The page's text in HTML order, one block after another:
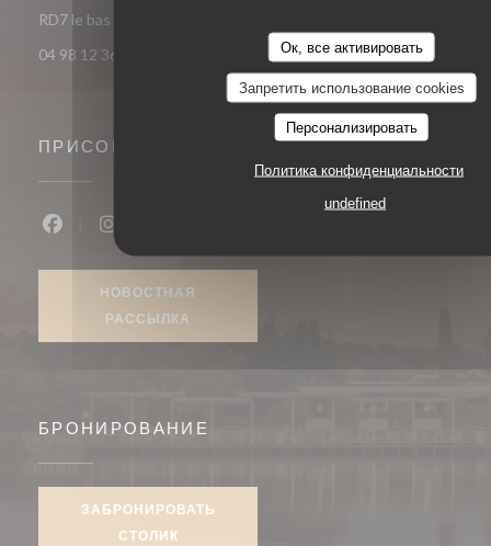
Ок, все активировать
Запретить использование cookies
Персонализировать
Политика конфиденциальности
undefined
RD7 le bas fournel 83520 Roquebrune-sur-Argens
04 98 12 36 31
ПРИСОЕДИНЯЙТЕСЬ К НАМ
Facebook ((открывается в новом окне))
Instagram ((открывается в новом окне))
НОВОСТНАЯ
РАССЫЛКА
БРОНИРОВАНИЕ
ЗАБРОНИРОВАТЬ
СТОЛИК